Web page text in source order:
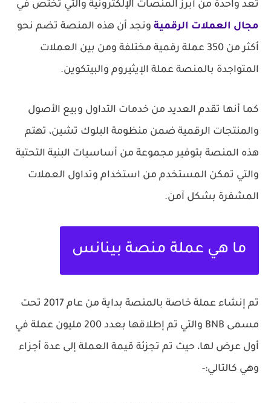
تعد واحدة من أبرز المنصات الإلكترونية والتي تختص في
مجال العملات الرقمية ونجد أن هذه المنصة تضم نحو
أكثر من 350 عملة رقمية مختلفة ومن بين العملات
المتواجدة بالمنصة عملة الإيثيروم والبيتكوين.
كما أنها تقدم العديد من خدمات التداول وبيع الأصول
والمنتجات الرقمية ضمن منظومة البلوك تشين، تهتم
هذه المنصة بتوفير مجموعة من أساسيات البنية التحتية
والتي تمكن المستخدم من استخدام وتداول العملات
المشفرة بشكل آمن.
ما هي عملة منصة بينانس
تم إنشاء عملة خاصة بالمنصة بداية من عام 2017 تحت
مسمى BNB والتي تم إطلاقها بعدد 200 مليون عملة في
أول عرض لها، حيث تم تجزئة قيمة العملة إلى عدة أجزاء
وهي كالتالي:-